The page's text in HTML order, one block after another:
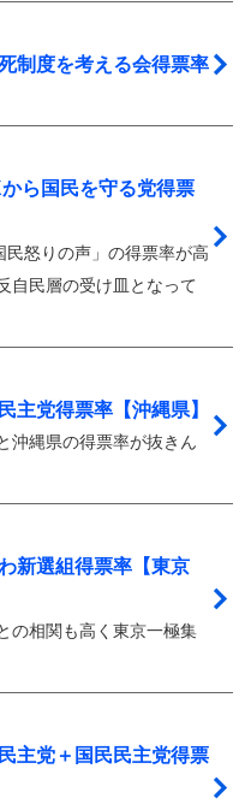
制度を考える会得票率
ら国民を守る党得票
怒りの声」の得票率が高
自民層の受け皿となって
主党得票率【沖縄県】
沖縄県の得票率が抜きん
新選組得票率【東京
の相関も高く東京一極集
主党＋国民民主党得票